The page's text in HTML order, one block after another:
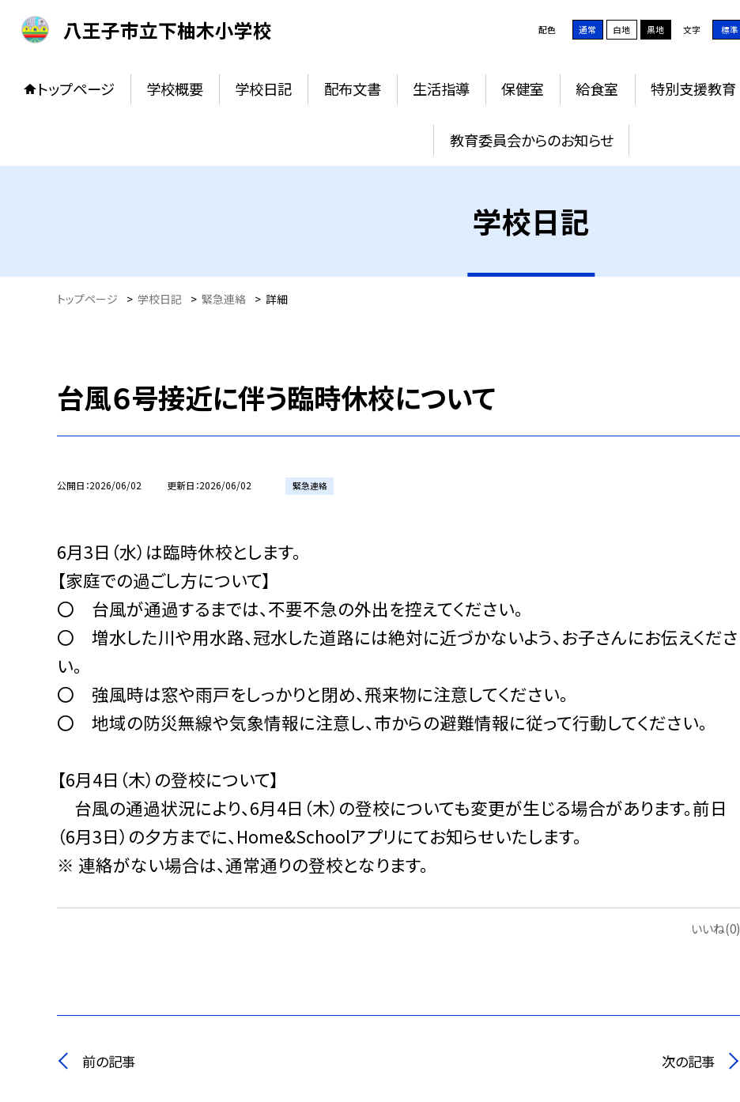
八王子市立下柚木小学校 配色 通常 白地 黒地 文字 標準
トップページ 学校概要 学校日記 配布文書 生活指導 保健室 給食室 特別支援教育
教育委員会からのお知らせ
学校日記
トップページ > 学校日記 > 緊急連絡 > 詳細
台風６号接近に伴う臨時休校について
公開日 2026/06/02 更新日 2026/06/02 緊急連絡
6月3日（水）は臨時休校とします。
【家庭での過ごし方について】
〇 台風が通過するまでは、不要不急の外出を控えてください。
〇 増水した川や用水路、冠水した道路には絶対に近づかないよう、お子さんにお伝えくださ
い。
〇 強風時は窓や雨戸をしっかりと閉め、飛来物に注意してください。
〇 地域の防災無線や気象情報に注意し、市からの避難情報に従って行動してください。
【6月4日（木）の登校について】
台風の通過状況により、6月4日（木）の登校についても変更が生じる場合があります。前日
（6月3日）の夕方までに、Home&Schoolアプリにてお知らせいたします。
※ 連絡がない場合は、通常通りの登校となります。
いいね(0)
前の記事 次の記事